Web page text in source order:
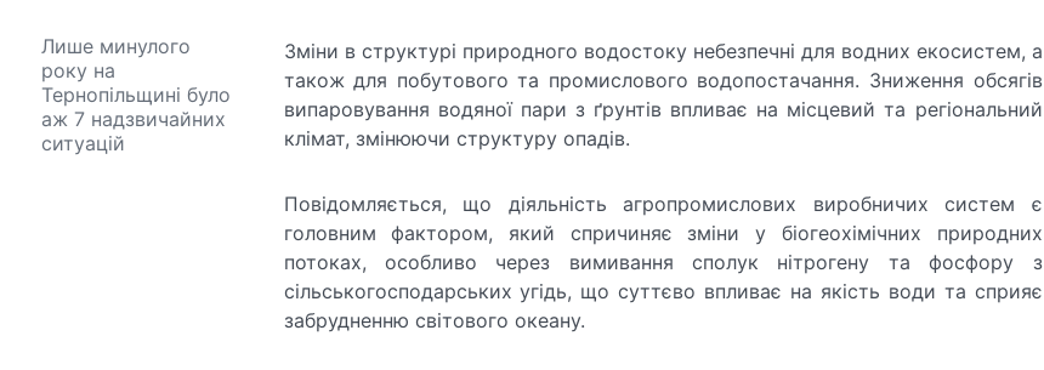
Лише минулого
року на
Тернопільщині було
аж 7 надзвичайних
ситуацій
Зміни в структурі природного водостоку небезпечні для водних екосистем, а
також для побутового та промислового водопостачання. Зниження обсягів
випаровування водяної пари з ґрунтів впливає на місцевий та регіональний
клімат, змінюючи структуру опадів.
Повідомляється, що діяльність агропромислових виробничих систем є
головним фактором, який спричиняє зміни у біогеохімічних природних
потоках, особливо через вимивання сполук нітрогену та фосфору з
сільськогосподарських угідь, що суттєво впливає на якість води та сприяє
забрудненню світового океану.